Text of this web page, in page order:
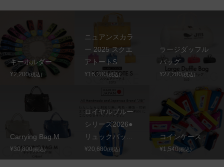
キーホルダー
¥2,200(税込)
ニュアンスカラ
ー 2025 スクエ
アトートS
¥16,280(税込)
ラージダッフル
バッグ
¥27,280(税込)
Carrying Bag M
¥30,800(税込)
ロイヤルブルー
シリーズ2026●
リュックバッ...
¥20,680(税込)
コインケース
¥1,540(税込)